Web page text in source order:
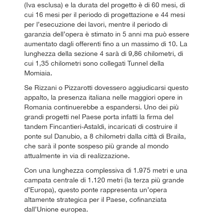
(Iva esclusa) e la durata del progetto è di 60 mesi, di
cui 16 mesi per il periodo di progettazione e 44 mesi
per l’esecuzione dei lavori, mentre il periodo di
garanzia dell’opera è stimato in 5 anni ma può essere
aumentato dagli offerenti fino a un massimo di 10. La
lunghezza della sezione 4 sarà di 9,86 chilometri, di
cui 1,35 chilometri sono collegati Tunnel della
Momiaia.
Se Rizzani o Pizzarotti dovessero aggiudicarsi questo
appalto, la presenza italiana nelle maggiori opere in
Romania continuerebbe a espandersi. Uno dei più
grandi progetti nel Paese porta infatti la firma del
tandem Fincantieri-Astaldi, incaricati di costruire il
ponte sul Danubio, a 8 chilometri dalla città di Braila,
che sarà il ponte sospeso più grande al mondo
attualmente in via di realizzazione.
Con una lunghezza complessiva di 1.975 metri e una
campata centrale di 1.120 metri (la terza più grande
d’Europa), questo ponte rappresenta un’opera
altamente strategica per il Paese, cofinanziata
dall’Unione europea.